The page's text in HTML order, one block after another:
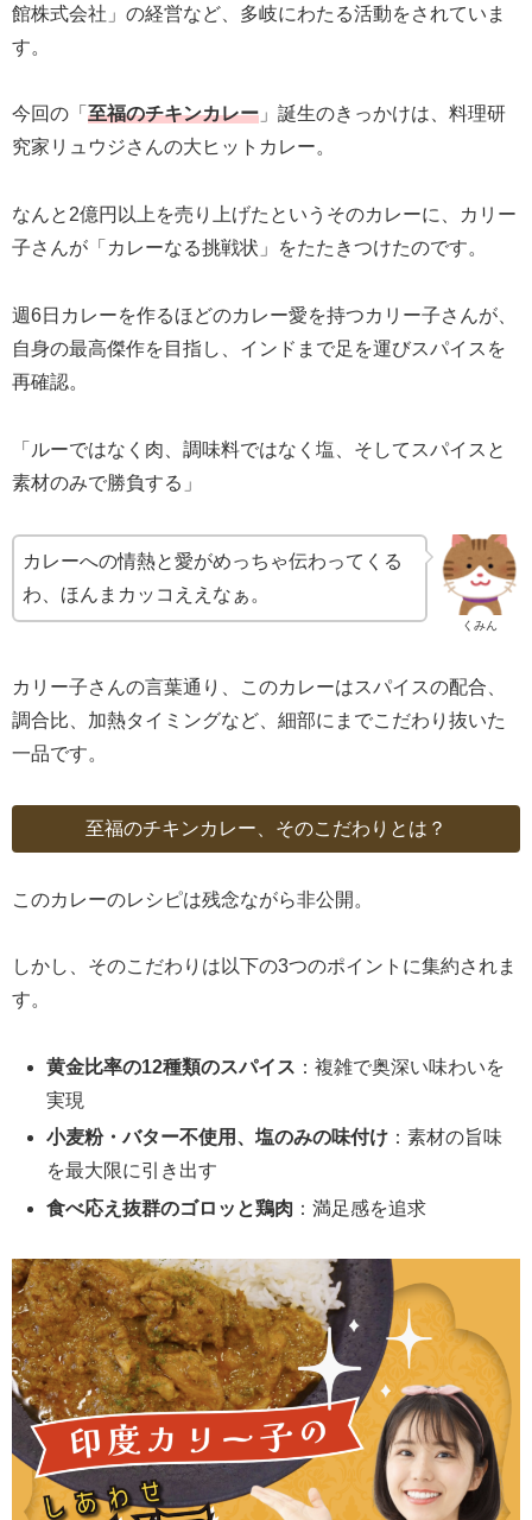
館株式会社」の経営など、多岐にわたる活動をされていま
す。
今回の「 至福のチキンカレー 」誕生のきっかけは、料理研
究家リュウジさんの大ヒットカレー。
なんと2億円以上を売り上げたというそのカレーに、カリー
子さんが「カレーなる挑戦状」をたたきつけたのです。
週6日カレーを作るほどのカレー愛を持つカリー子さんが、
自身の最高傑作を目指し、インドまで足を運びスパイスを
再確認。
「ルーではなく肉、調味料ではなく塩、そしてスパイスと
素材のみで勝負する」
くみん
カレーへの情熱と愛がめっちゃ伝わってくる
わ、ほんまカッコええなぁ。
カリー子さんの言葉通り、このカレーはスパイスの配合、
調合比、加熱タイミングなど、細部にまでこだわり抜いた
一品です。
至福のチキンカレー、そのこだわりとは？
このカレーのレシピは残念ながら非公開。
しかし、そのこだわりは以下の3つのポイントに集約されま
す。
黄金比率の12種類のスパイス ：複雑で奥深い味わいを
実現
小麦粉・バター不使用、塩のみの味付け ：素材の旨味
を最大限に引き出す
食べ応え抜群のゴロッと鶏肉 ：満足感を追求